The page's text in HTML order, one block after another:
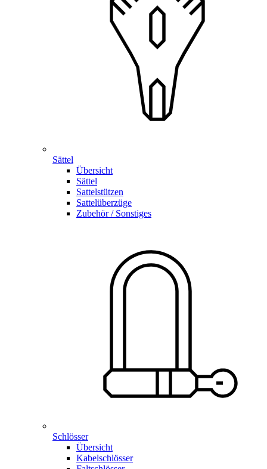
Sättel
Übersicht
Sättel
Sattelstützen
Sattelüberzüge
Zubehör / Sonstiges
Schlösser
Übersicht
Kabelschlösser